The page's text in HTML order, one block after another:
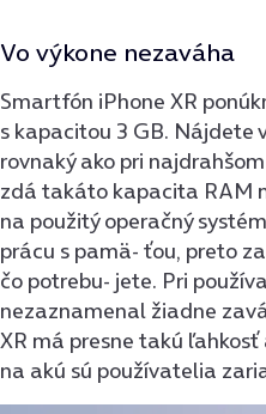
Vo výkone nezaváha
Smartfón iPhone XR
s kapacitou 3 GB. Nájdete
rovnaký ako pri
zdá takáto kapacita RAM
na použitý operačný
prácu s pamä- ťou, preto
čo potrebu- jete. Pri
nezaznamenal žiadne
XR má presne takú
na akú sú používatelia